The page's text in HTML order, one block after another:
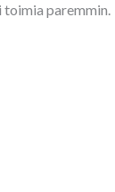
paremmin.